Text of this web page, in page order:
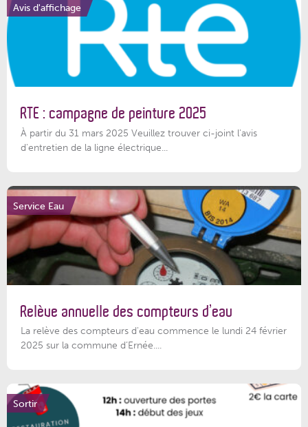
Avis d'affichage
RTE : campagne de peinture 2025
À partir du 31 mars 2025 Veuillez trouver ci-joint l'avis
d'entretien de la ligne électrique...
Service Eau
Relève annuelle des compteurs d’eau
La relève des compteurs d'eau commence le lundi 24 février
2025 sur la commune d’Ernée....
Sortir